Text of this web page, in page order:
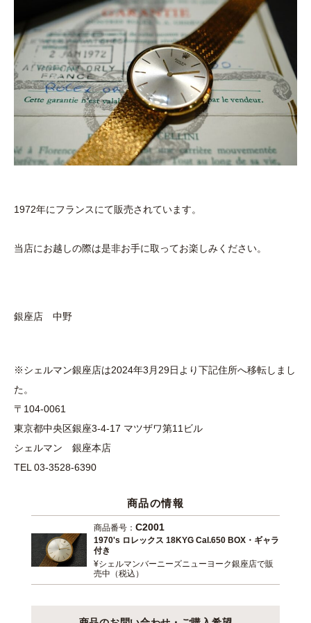
1972年にフランスにて販売されています。
当店にお越しの際は是非お手に取ってお楽しみください。
銀座店 中野
※シェルマン銀座店は2024年3月29日より下記住所へ移転しまし
た。
〒104-0061
東京都中央区銀座3-4-17 マツザワ第11ビル
シェルマン 銀座本店
TEL 03-3528-6390
商品の情報
商品番号： C2001
1970's ロレックス 18KYG Cal.650 BOX・ギャラ
付き
¥シェルマンバーニーズニューヨーク銀座店で販
売中（税込）